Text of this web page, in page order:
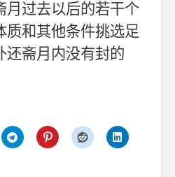
月过去以后的若干个
质和其他条件挑选足
还斋月内没有封的